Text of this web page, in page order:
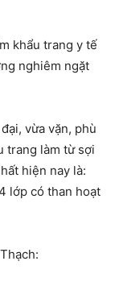
khẩu trang y tế
nghiêm ngặt
vừa vặn, phù
trang làm từ sợi
hiện nay là:
lớp có than hoạt